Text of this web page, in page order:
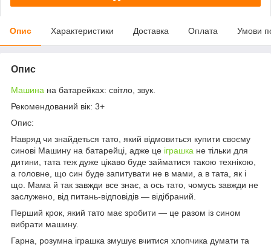
Опис Характеристики Доставка Оплата Умови
Опис
Машина на батарейках: світло, звук.
Рекомендований вік: 3+
Опис:
Навряд чи знайдеться тато, який відмовиться купити своєму
синові Машину на батарейці, адже це іграшка не тільки для
дитини, тата теж дуже цікаво буде займатися такою технікою,
а головне, що син буде запитувати не в мами, а в тата, як і
що. Мама й так завжди все знає, а ось тато, чомусь завжди не
заслужено, від питань-відповідів — відібраний.
Перший крок, який тато має зробити — це разом із сином
вибрати машину.
Гарна, розумна іграшка змушує вчитися хлопчика думати та